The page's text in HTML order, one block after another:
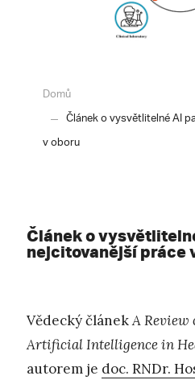
Domů
Článek o vysvětlitelné AI
v oboru
Článek o
nejcitovanější práce
Vědecký článekA Review
Artificial Intelligence in
autorem je doc. RNDr.